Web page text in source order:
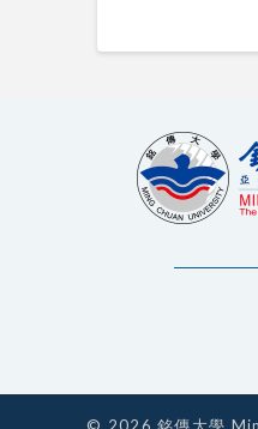
© 2026 銘傳大學